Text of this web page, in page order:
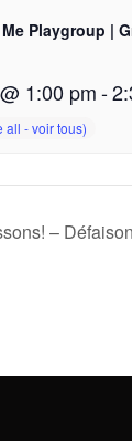
Playgroup |
1:00 pm-
–